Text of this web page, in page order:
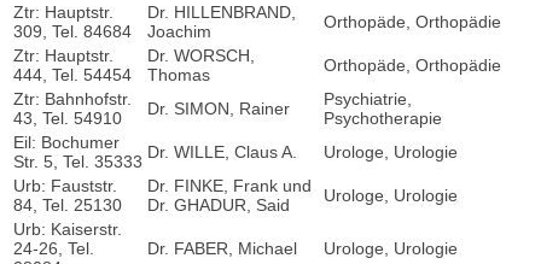
Ztr: Hauptstr.
309, Tel. 84684
Dr. HILLENBRAND,
Joachim
Orthopäde, Orthopädie
Ztr: Hauptstr.
444, Tel. 54454
Dr. WORSCH,
Thomas
Orthopäde, Orthopädie
Ztr: Bahnhofstr.
43, Tel. 54910
Dr. SIMON, Rainer
Psychiatrie,
Psychotherapie
Eil: Bochumer
Str. 5, Tel. 35333 Dr. WILLE, Claus A.
Urologe, Urologie
Urb: Fauststr.
84, Tel. 25130
Dr. FINKE, Frank und
Dr. GHADUR, Said
Urologe, Urologie
Urb: Kaiserstr.
24-26, Tel.
Dr. FABER, Michael Urologe, Urologie